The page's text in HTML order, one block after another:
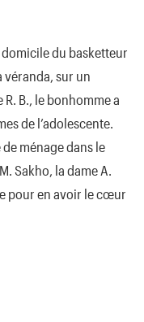
domicile du basketteur
véranda, sur un
B., le bonhomme a
de l’adolescente.
ménage dans le
Sakho, la dame A.
pour en avoir le cœur